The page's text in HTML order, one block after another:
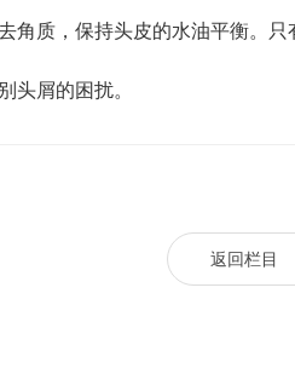
角质，保持头皮的水油平衡。只
头屑的困扰。
返回栏目